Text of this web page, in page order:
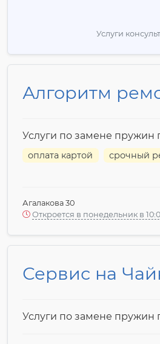
Услуги
Алгоритм
Услуги по замене
оплата картой срочный
Агалакова 30
Откроется в понедельник в
Сервис на
Услуги по замене